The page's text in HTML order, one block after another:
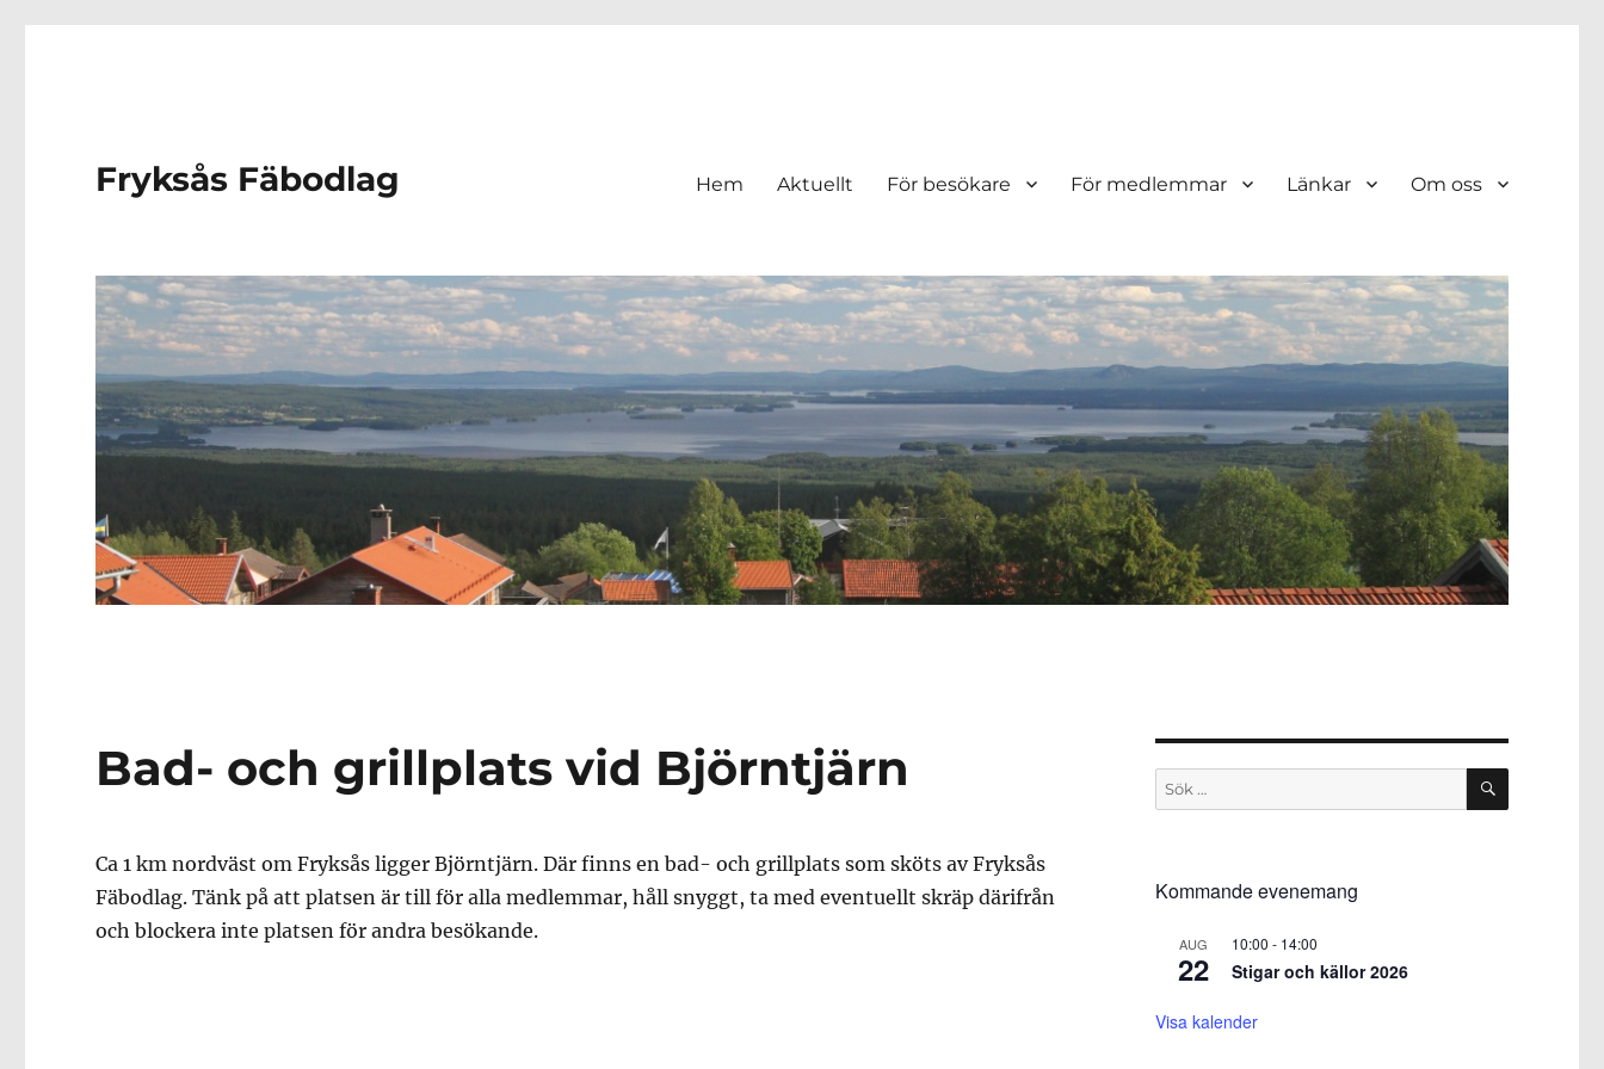
Fryksås Fäbodlag Hem Aktuellt För besökare För medlemmar Länkar Om oss
Bad- och grillplats vid Björntjärn
Ca 1 km nordväst om Fryksås ligger Björntjärn. Där finns en bad- och grillplats som sköts av Fryksås
Fäbodlag. Tänk på att platsen är till för alla medlemmar, håll snyggt, ta med eventuellt skräp därifrån
och blockera inte platsen för andra besökande.
Sök
efter:
SÖK
Kommande evenemang
AUG
22
10:00 - 14:00
Stigar och källor 2026
Visa kalender